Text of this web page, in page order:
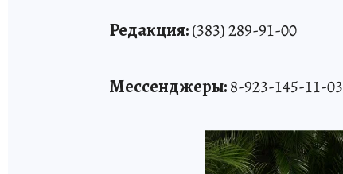
Редакция:(383) 289-91-00
Мессенджеры:8-923-145-11-03